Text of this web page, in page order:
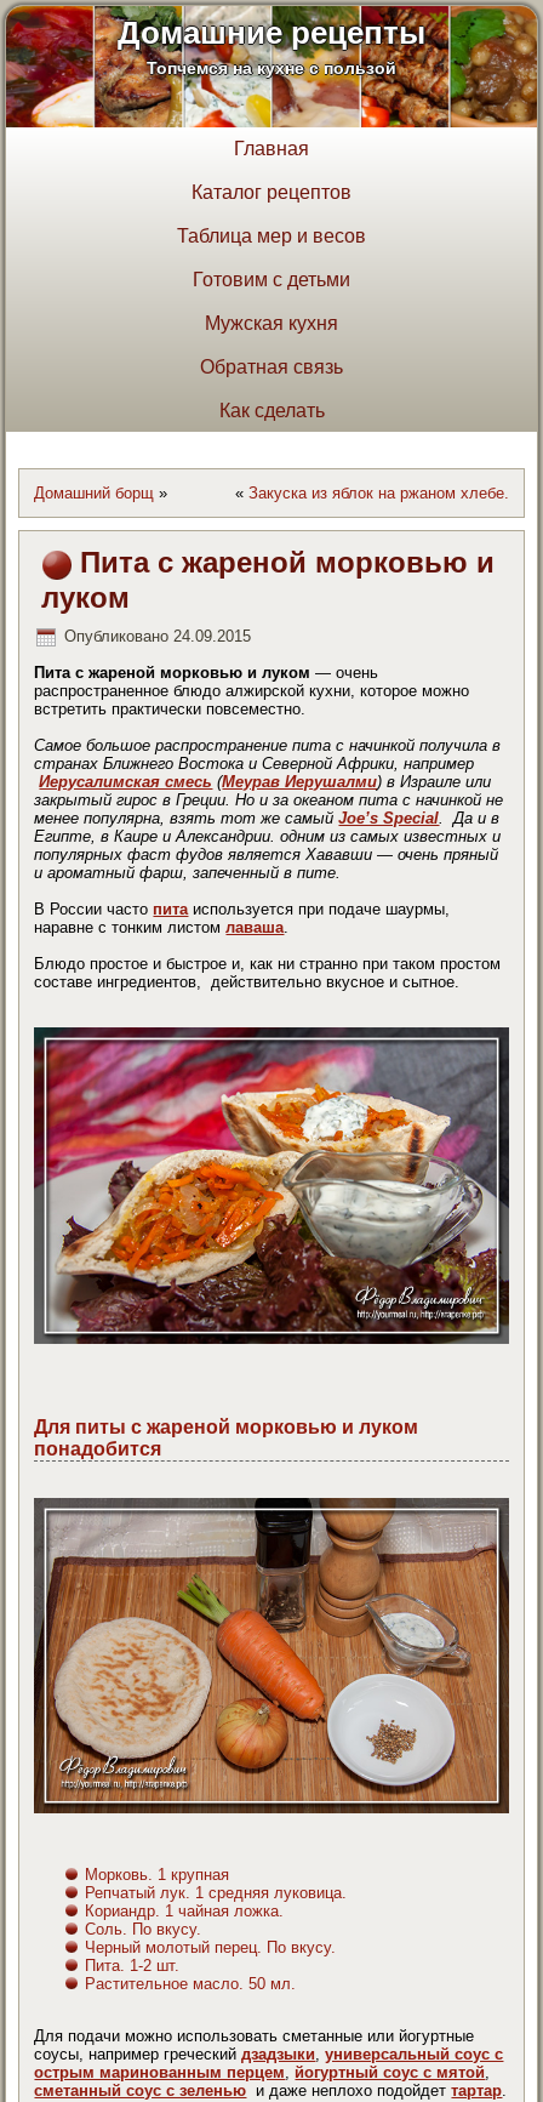
Домашние рецепты
Топчемся на кухне с пользой
Главная
Каталог рецептов
Таблица мер и весов
Готовим с детьми
Мужская кухня
Обратная связь
Как сделать
Домашний борщ » « Закуска из яблок на ржаном хлебе.
Пита с жареной морковью и
луком
Опубликовано 24.09.2015
Пита с жареной морковью и луком — очень
распространенное блюдо алжирской кухни, которое можно
встретить практически повсеместно.
Самое большое распространение пита с начинкой получила в
странах Ближнего Востока и Северной Африки, например
Иерусалимская смесь (Меурав Иерушалми) в Израиле или
закрытый гирос в Греции. Но и за океаном пита с начинкой не
менее популярна, взять тот же самыйJoe’s Special. Да и в
Египте, в Каире и Александрии. одним из самых известных и
популярных фаст фудов является Хававши — очень пряный
и ароматный фарш, запеченный в пите.
В России часто питаиспользуется при подаче шаурмы,
наравне с тонким листомлаваша.
Блюдо простое и быстрое и, как ни странно при таком простом
составе ингредиентов, действительно вкусное и сытное.
Для питы с жареной морковью и луком
понадобится
Морковь. 1 крупная
Репчатый лук. 1 средняя луковица.
Кориандр. 1 чайная ложка.
Соль. По вкусу.
Черный молотый перец. По вкусу.
Пита. 1-2 шт.
Растительное масло. 50 мл.
Для подачи можно использовать сметанные или йогуртные
соусы, например греческийдзадзыки,универсальный соус с
острым маринованным перцем, йогуртный соус с мятой,
сметанный соус с зеленью и даже неплохо подойдеттартар.